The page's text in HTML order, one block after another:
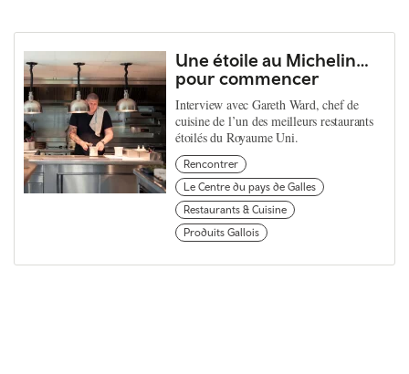
Une étoile au Michelin…
pour commencer
Interview avec Gareth Ward, chef de
cuisine de l’un des meilleurs restaurants
étoilés du Royaume Uni.
Rencontrer
Le Centre du pays de Galles
Restaurants & Cuisine
Produits Gallois